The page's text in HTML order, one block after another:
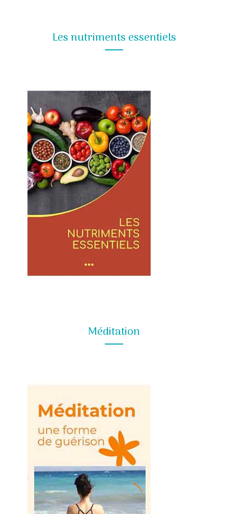
Les nutriments essentiels
Méditation